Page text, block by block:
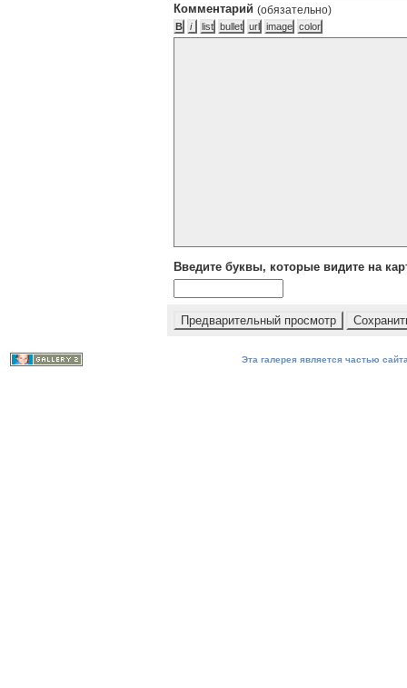
Комментарий (обязательно)
Введите буквы, которые видите на
Эта галерея является частью